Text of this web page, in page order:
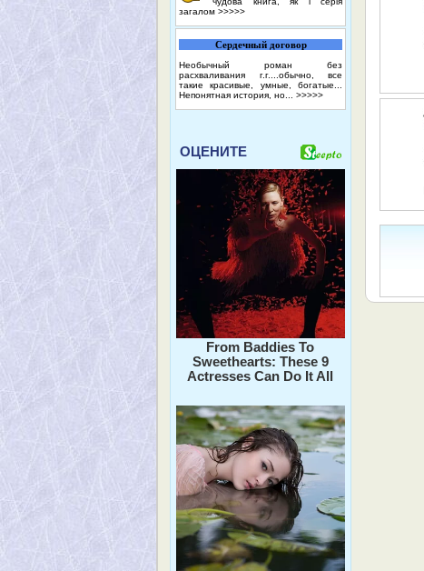
загалом >>>>>
Сердечный договор
Необычный роман без
расхваливания г.г....обычно, все
такие красивые, умные, богатые...
Непонятная история, но... >>>>>
ОЦЕНИТЕ
From Baddies To
Sweethearts: These 9
Actresses Can Do It All